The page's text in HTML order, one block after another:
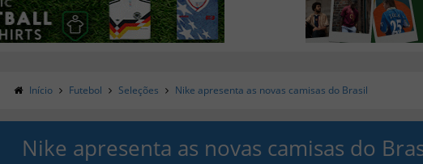
Início Futebol Seleções Nike apresenta as novas camisas do Brasil
Nike apresenta as novas camisas do